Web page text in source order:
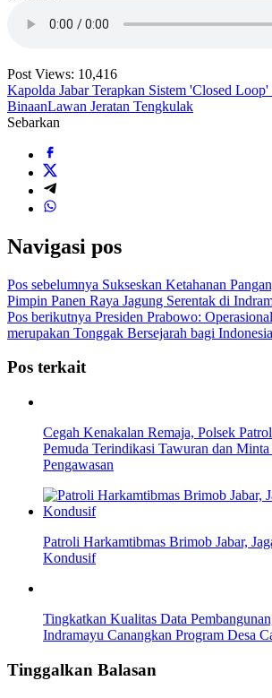
Post Views: 10,416
Kapolda Jabar Terapkan Sistem 'Closed Loop'
BinaanLawan Jeratan Tengkulak
Sebarkan
Navigasi pos
Pos sebelumnya Sukseskan Ketahanan
Pimpin Panen Raya Jagung Serentak di
Pos berikutnya Presiden Prabowo:
merupakan Tonggak Bersejarah bagi Indonesia
Pos terkait
Cegah Kenakalan Remaja, Polsek
Pemuda Terindikasi Tawuran dan
Pengawasan
Patroli Harkamtibmas Brimob Jabar,
Kondusif
Tingkatkan Kualitas Data
Indramayu Canangkan Program Desa
Tinggalkan Balasan